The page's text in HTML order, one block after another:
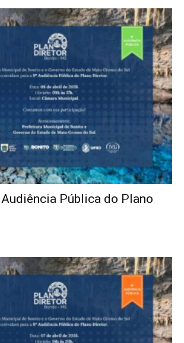
Pública do Plano